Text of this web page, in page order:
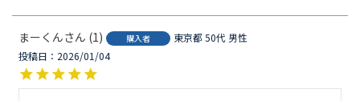
まーくん 1 購入者 東京都 50代 男性
投稿日
2026/01/04